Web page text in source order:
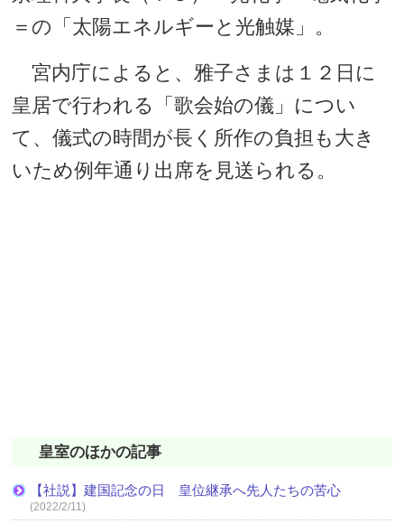
＝の「太陽エネルギーと光触媒」。
宮内庁によると、雅子さまは１２日に
皇居で行われる「歌会始の儀」につい
て、儀式の時間が長く所作の負担も大き
いため例年通り出席を見送られる。
皇室のほかの記事
【社説】建国記念の日 皇位継承へ先人たちの苦心
(2022/2/11)